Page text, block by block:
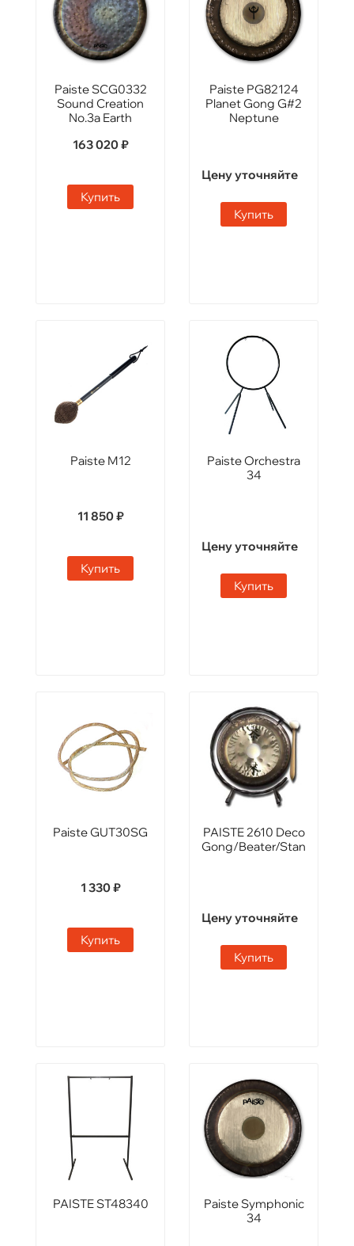
Paiste SCG0332
Sound Creation
No.3a Earth
163 020 ₽
Купить
Paiste PG82124
Planet Gong G#2
Neptune
Цену уточняйте
Купить
Paiste M12
11 850 ₽
Купить
Paiste Orchestra
34
Цену уточняйте
Купить
Paiste GUT30SG
1 330 ₽
Купить
PAISTE 2610 Deco
Gong/Beater/Stand
Цену уточняйте
Купить
PAISTE ST48340
Paiste Symphonic
34